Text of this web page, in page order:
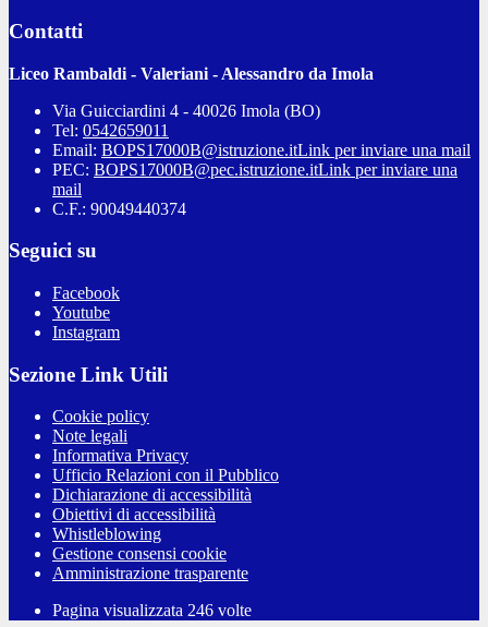
Contatti
Liceo Rambaldi - Valeriani - Alessandro da Imola
Via Guicciardini 4 - 40026 Imola (BO)
Tel: 0542659011
Email: BOPS17000B@istruzione.itLink per inviare una mail
PEC: BOPS17000B@pec.istruzione.itLink per inviare una
mail
C.F.: 90049440374
Seguici su
Facebook
Youtube
Instagram
Sezione Link Utili
Cookie policy
Note legali
Informativa Privacy
Ufficio Relazioni con il Pubblico
Dichiarazione di accessibilità
Obiettivi di accessibilità
Whistleblowing
Gestione consensi cookie
Amministrazione trasparente
Pagina visualizzata 246 volte